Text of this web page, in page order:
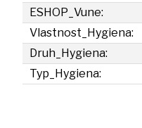
ESHOP_Vune:
Vlastnost_Hygiena:
Druh_Hygiena:
Typ_Hygiena: